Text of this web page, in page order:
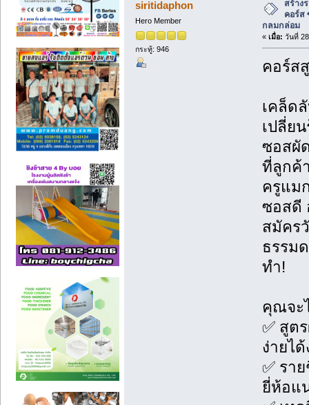
siritidaphon
Hero Member
กระทู้: 946
สร้าง
คอร์ส
กลมกล่อม
« เมื่อ: วันที่
คอร์ส
เคล็ด
เปลี่ย
ซอสผั
ที่ลูกค้
ครูแม
ซอสดี
สมัคร
ธรรม
ทำ!
คุณจะ
✅ สูต
ง่ายได้
✅ รา
ยี่ห้อแ